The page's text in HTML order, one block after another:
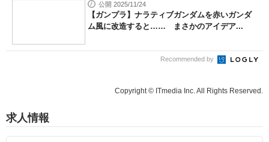
公開 2025/11/24
【ガンプラ】ナラティブガンダムを赤いガンダ
ム風に改造すると…… まさかのアイデア...
Recommended by
Copyright © ITmedia Inc. All Rights Reserved.
求人情報